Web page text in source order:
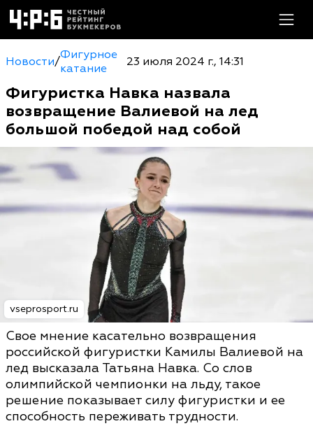
Новости/Фигурное
катание
23 июля 2024 г., 14:31
Фигуристка Навка назвала
возвращение Валиевой на лед
большой победой над собой
vseprosport.ru
Свое мнение касательно возвращения
российской фигуристки Камилы Валиевой на
лед высказала Татьяна Навка. Со слов
олимпийской чемпионки на льду, такое
решение показывает силу фигуристки и ее
способность переживать трудности.